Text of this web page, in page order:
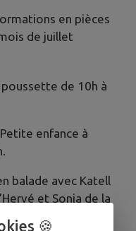
en pièces
de juillet
de 10h à
enfance à
balade avec Katell
et Sonia de la
🍪